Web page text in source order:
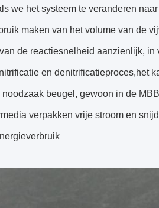
we het systeem te veranderen
maken van het volume van de
de reactiesnelheid aanzienlijk,
en denitrificatieproces,het
noodzaak beugel, gewoon in de
verpakken vrije stroom en